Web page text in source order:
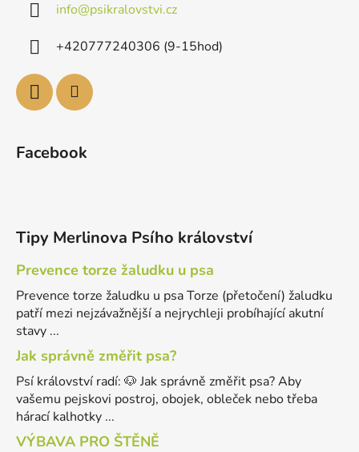
info@psikralovstvi.cz
+420777240306 (9-15hod)
Facebook
Tipy Merlinova Psího království
Prevence torze žaludku u psa
Prevence torze žaludku u psa Torze (přetočení) žaludku
patří mezi nejzávažnější a nejrychleji probíhající akutní
stavy ...
Jak správně změřit psa?
Psí království radí: 🐶 Jak správně změřit psa? Aby
vašemu pejskovi postroj, obojek, obleček nebo třeba
hárací kalhotky ...
VÝBAVA PRO ŠTĚNĚ